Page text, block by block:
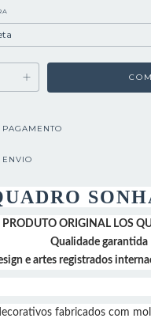
PRODUTO ORIGINAL LOS
Qualidade garantida
e artes registrados
fabricados com